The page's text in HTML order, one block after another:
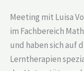
Meeting mit Luisa
im Fachbereich
und haben sich auf
Lerntherapien